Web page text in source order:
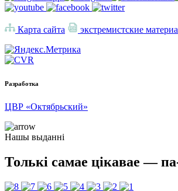
Карта сайта экстремистские
Разработка
ЦВР «Октябрьский»
Нашы выданні
Толькі самае цікавае —